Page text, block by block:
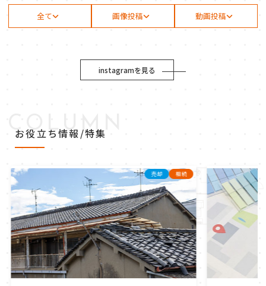
全て 画像投稿 動画投稿
instagramを見る
COLUMN
お役立ち情報/特集
売却 相続